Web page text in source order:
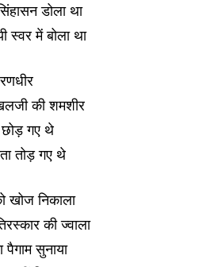
डोला था
स्वर में बोला था
की शमशीर
छोड़ गए थे
तोड़ गए थे
खोज निकाला
की ज्वाला
पैगाम सुनाया